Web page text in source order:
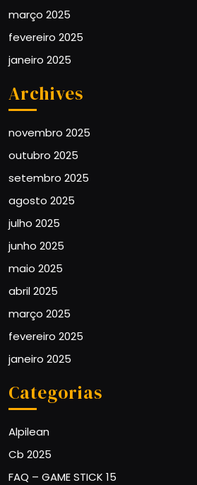
março 2025
fevereiro 2025
janeiro 2025
Archives
novembro 2025
outubro 2025
setembro 2025
agosto 2025
julho 2025
junho 2025
maio 2025
abril 2025
março 2025
fevereiro 2025
janeiro 2025
Categorias
Alpilean
Cb 2025
FAQ – GAME STICK 15